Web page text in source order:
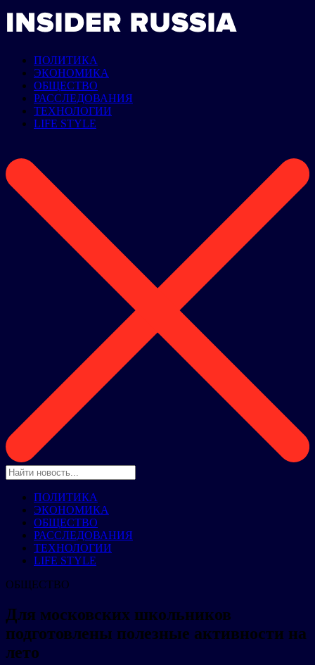
ПОЛИТИКА
ЭКОНОМИКА
ОБЩЕСТВО
РАССЛЕДОВАНИЯ
ТЕХНОЛОГИИ
LIFE STYLE
ПОЛИТИКА
ЭКОНОМИКА
ОБЩЕСТВО
РАССЛЕДОВАНИЯ
ТЕХНОЛОГИИ
LIFE STYLE
ОБЩЕСТВО
Для московских школьников
подготовлены полезные активности на
лето